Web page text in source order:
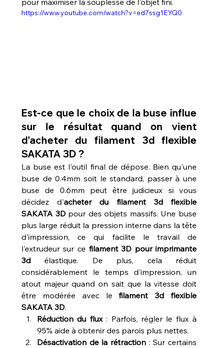
https://www.youtube.com/watch?v=ed7ssg1EYQ0
Est-ce que le choix de la buse influe
sur le résultat quand on vient
d'acheter du filament 3d flexible
SAKATA 3D ?
La buse est l'outil final de dépose. Bien qu'une
buse de 0.4mm soit le standard, passer à une
buse de 0.6mm peut être judicieux si vous
décidez d'acheter du filament 3d flexible
SAKATA 3D pour des objets massifs. Une buse
plus large réduit la pression interne dans la tête
d'impression, ce qui facilite le travail de
l'extrudeur sur ce filament 3D pour imprimante
3d élastique. De plus, cela réduit
considérablement le temps d'impression, un
atout majeur quand on sait que la vitesse doit
être modérée avec le filament 3d flexible
SAKATA 3D.
Réduction du flux : Parfois, régler le flux à
95% aide à obtenir des parois plus nettes.
Désactivation de la rétraction : Sur certains